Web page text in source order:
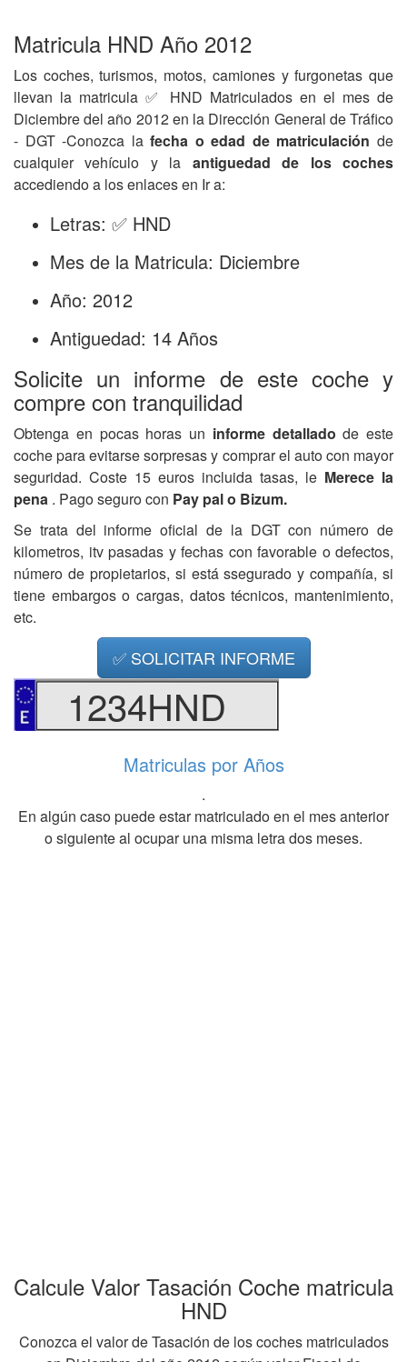
Matricula HND Año 2012
Los coches, turismos, motos, camiones y furgonetas que
llevan la matricula ✅ HND Matriculados en el mes de
Diciembre del año 2012 en la Dirección General de Tráfico
- DGT -Conozca lafecha o edad de matriculación de
cualquier vehículo y la antiguedad de los coches
accediendo a los enlaces en Ir a:
Letras: ✅ HND
Mes de la Matricula: Diciembre
Año: 2012
Antiguedad: 14 Años
Solicite un informe de este coche y
compre con tranquilidad
Obtenga en pocas horas un informe detalladode este
coche para evitarse sorpresas y comprar el auto con mayor
seguridad. Coste 15 euros incluida tasas, le Merece la
pena . Pago seguro con Pay pal o Bizum.
Se trata del informe oficial de la DGT con número de
kilometros, itv pasadas y fechas con favorable o defectos,
número de propietarios, si está ssegurado y compañía, si
tiene embargos o cargas, datos técnicos, mantenimiento,
etc.
✅ SOLICITAR INFORME
1234HND
Matriculas por Años
.
En algún caso puede estar matriculado en el mes anterior
o siguiente al ocupar una misma letra dos meses.
Calcule Valor Tasación Coche matricula
HND
Conozca el valor de Tasación de los coches matriculados